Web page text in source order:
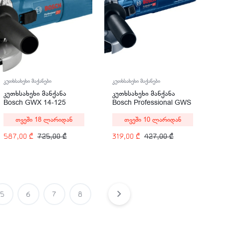
კუთხსახეხი მაქანები
კუთხსახეხი მანქანა
Bosch GWX 14-125
725,00₾
587,00 ₾
თვეში 18 ლარიდან
კუთხსახეხი მაქანები
კუთხსახეხი მანქანა
Bosch Professional GWS
(0601396102)
427,00₾
319,00 ₾
თვეში 10 ლარიდან
5 6 7 8